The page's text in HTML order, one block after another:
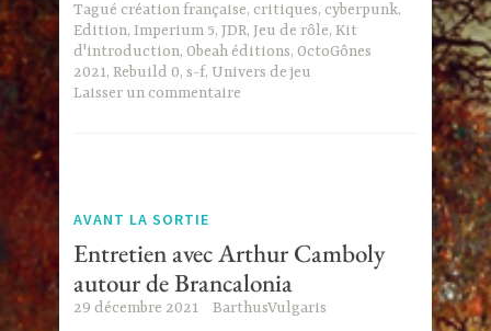
Taguécréation française,critiques,cyberpunk,
Edition,Imperium 5,JDR,Jeu de rôle,Kit
d'introduction,Obeah éditions,OctoGônes
2021,Rebuild 0,s-f, Univers de jeu
Laisser un commentaire
AVANT LA SORTIE
Entretien avec Arthur Camboly
autour de Brancalonia
29 décembre 2021 BarthusVulgaris